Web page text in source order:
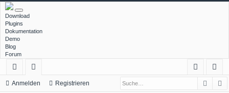
Download
Plugins
Dokumentation
Demo
Blog
Forum
ch
or
Anmelden Registrieren